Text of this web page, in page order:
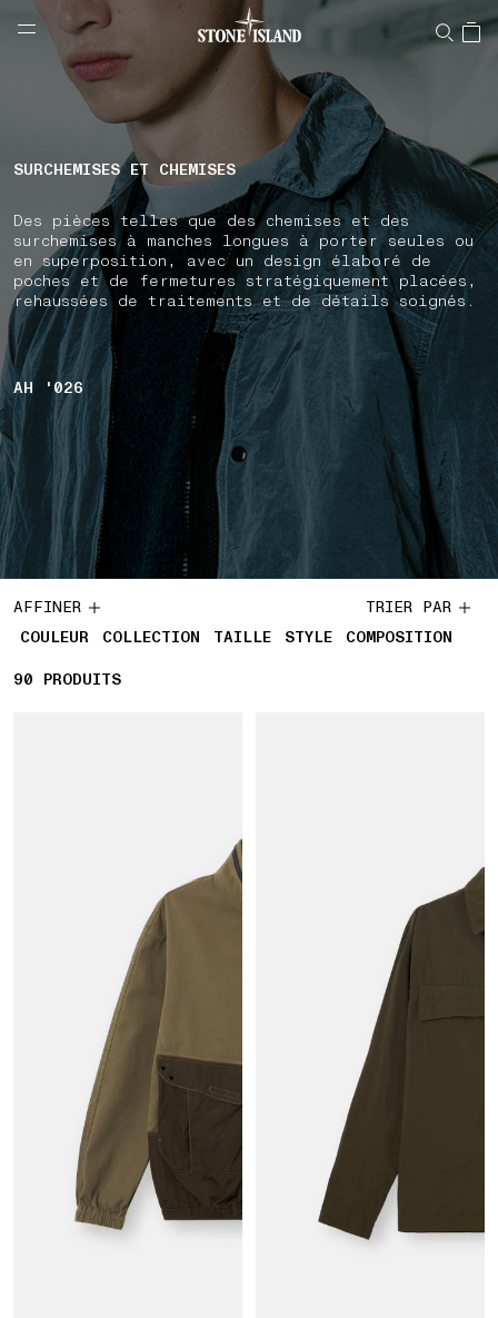
NAVIGATION.ARIA.GOTOMAINCONTENT
LABEL.SHOPPINGCOUNTRY FRANCE
SURCHEMISES ET CHEMISES
Des pièces telles que des chemises et des
surchemises à manches longues à porter seules ou
en superposition, avec un design élaboré de
poches et de fermetures stratégiquement placées,
rehaussées de traitements et de détails soignés.
AH '026
AFFINER
COULEUR
COLLECTION TAILLE STYLE COMPOSITION
TRIER PAR
90 90 PRODUITS
PRODUITS